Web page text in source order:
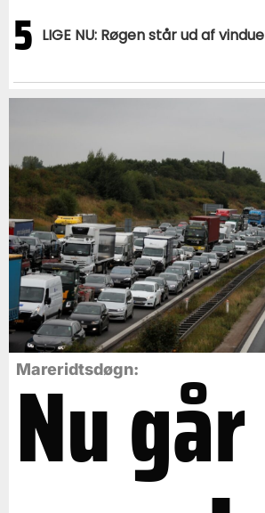
5 LIGE NU: Røgen står ud af
Mareridtsdøgn:
Nu